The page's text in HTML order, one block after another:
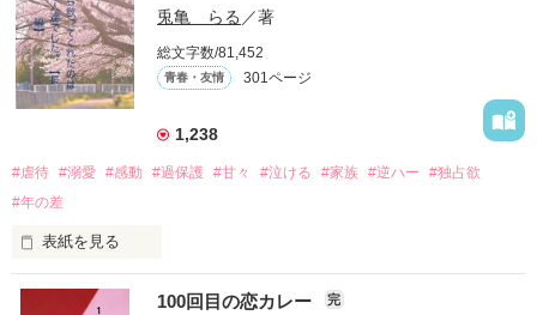
不器用でも努力を諦めない赤。
無口で頼れる黒。
天才肌で笑顔が眩しい白。
三人の姿に勇気をもらい、「私も一歩踏み出してみたい」と思
えるようになった。
笑って、ときどき泣ける。
兎亀 らる ／著
総文字数/81,452
青春・友情 301ページ
1,238
#虐待 #溺愛 #感動 #過保護 #甘々 #泣ける #家族 #逆ハー
#独占欲
#年の差
表紙を見る
｢全部あんたのせいよ｣ 100回目の恋カレー 完